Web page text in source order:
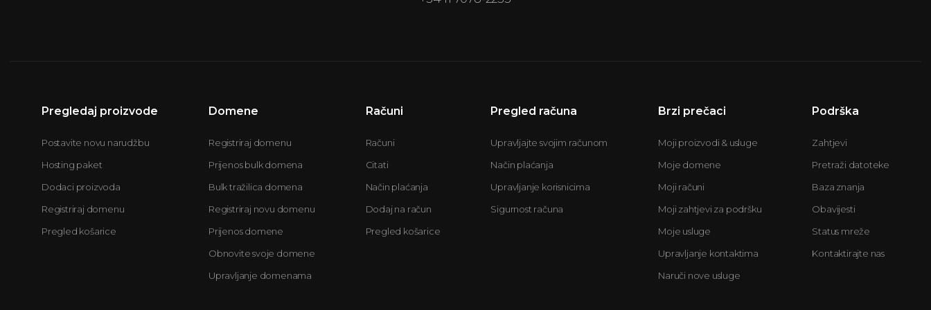
Pregledaj proizvode
Postavite novu narudžbu
Hosting paket
Dodaci proizvoda
Registriraj domenu
Pregled košarice
Domene
Registriraj domenu
Prijenos bulk domena
Bulk tražilica domena
Registriraj novu domenu
Prijenos domene
Obnovite svoje domene
Upravljanje domenama
Računi
Računi
Citati
Način plaćanja
Dodaj na račun
Pregled košarice
Pregled računa
Upravljajte svojim računom
Način plaćanja
Upravljanje korisnicima
Sigurnost računa
Brzi prečaci
Moji proizvodi & usluge
Moje domene
Moji računi
Moji zahtjevi za podršku
Moje usluge
Upravljanje kontaktima
Naruči nove usluge
Podrška
Zahtjevi
Pretraži datoteke
Baza znanja
Obavijesti
Status mreže
Kontaktirajte nas